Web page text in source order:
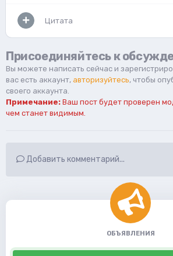
Цитата
Присоединяйтесь к
Вы можете написать сейчас и
вас есть аккаунт, авторизуйтесь, чтобы
своего аккаунта.
Примечание: Ваш пост будет проверен
чем станет видимым.
Добавить комментарий...
ОБЪЯВЛЕНИЯ